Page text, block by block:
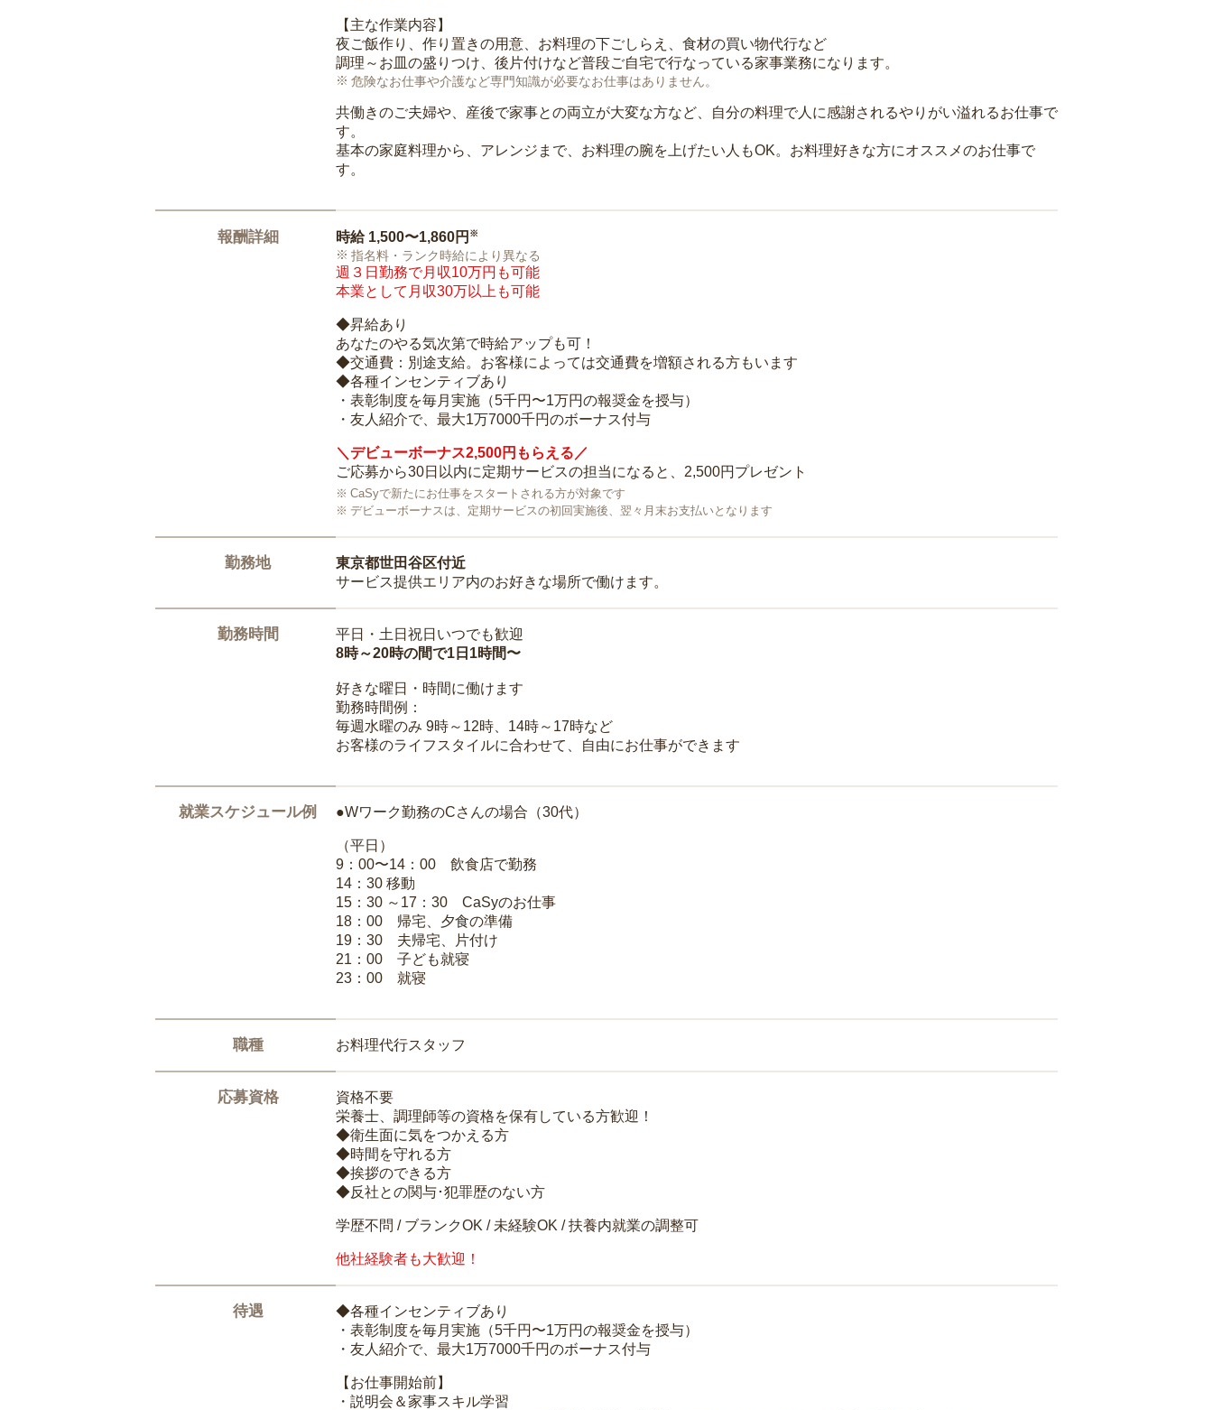
【主な作業内容】
夜ご飯作り、作り置きの用意、お料理の下ごしらえ、食材の買い物代行など
調理～お皿の盛りつけ、後片付けなど普段ご自宅で行なっている家事業務になります。
危険なお仕事や介護など専門知識が必要なお仕事はありません。
共働きのご夫婦や、産後で家事との両立が大変な方など、自分の料理で人に感謝されるやりがい溢れるお仕事で
す。
基本の家庭料理から、アレンジまで、お料理の腕を上げたい人もOK。お料理好きな方にオススメのお仕事で
す。
報酬詳細 時給 1,500〜1,860円 ※
指名料・ランク時給により異なる
週３日勤務で月収10万円も可能
本業として月収30万以上も可能
◆昇給あり
あなたのやる気次第で時給アップも可！
◆交通費：別途支給。お客様によっては交通費を増額される方もいます
◆各種インセンティブあり
・表彰制度を毎月実施（5千円〜1万円の報奨金を授与）
・友人紹介で、最大1万7000千円のボーナス付与
＼デビューボーナス2,500円もらえる／
ご応募から30日以内に定期サービスの担当になると、2,500円プレゼント
CaSyで新たにお仕事をスタートされる方が対象です
デビューボーナスは、定期サービスの初回実施後、翌々月末お支払いとなります
勤務地
東京都世田谷区付近
サービス提供エリア内のお好きな場所で働けます。
勤務時間
平日・土日祝日いつでも歓迎
8時～20時の間で1日1時間〜
好きな曜日・時間に働けます
勤務時間例：
毎週水曜のみ 9時～12時、14時～17時など
お客様のライフスタイルに合わせて、自由にお仕事ができます
就業スケジュール例 ●Wワーク勤務のCさんの場合（30代）
（平日）
9：00〜14：00 飲食店で勤務
14：30 移動
15：30 ～17：30 CaSyのお仕事
18：00 帰宅、夕食の準備
19：30 夫帰宅、片付け
21：00 子ども就寝
23：00 就寝
職種 お料理代行スタッフ
応募資格
資格不要
栄養士、調理師等の資格を保有している方歓迎！
◆衛生面に気をつかえる方
◆時間を守れる方
◆挨拶のできる方
◆反社との関与･犯罪歴のない方
学歴不問 / ブランクOK / 未経験OK / 扶養内就業の調整可
他社経験者も大歓迎！
待遇
◆各種インセンティブあり
・表彰制度を毎月実施（5千円〜1万円の報奨金を授与）
・友人紹介で、最大1万7000千円のボーナス付与
【お仕事開始前】
・説明会＆家事スキル学習